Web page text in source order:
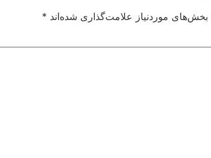
بخش‌های موردنیاز علامت‌گذاری شده‌اند *